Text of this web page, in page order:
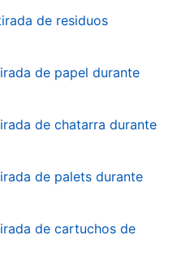
de residuos
de papel durante
de chatarra durante
de palets durante
de cartuchos de